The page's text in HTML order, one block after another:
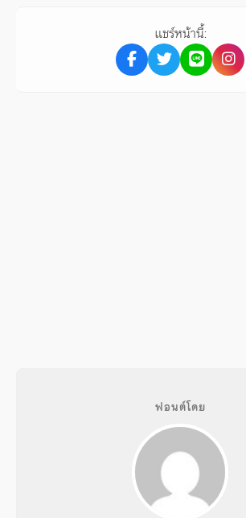
แชร์หน้านี้:
ฟอนต์โดย